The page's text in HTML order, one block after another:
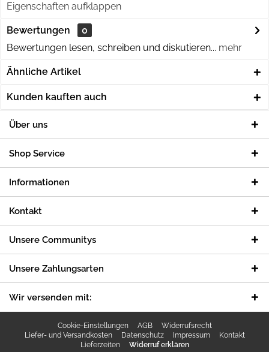
Eigenschaften aufklappen
Bewertungen
0
Bewertungen lesen, schreiben und diskutieren... mehr
Ähnliche Artikel
Kunden kauften auch
Über uns
Shop Service
Informationen
Kontakt
Unsere Communitys
Unsere Zahlungsarten
Wir versenden mit:
Cookie-Einstellungen AGB
Widerrufsrecht
Liefer- und Versandkosten
Datenschutz Impressum
Kontakt
Lieferzeiten
Widerruf erklären